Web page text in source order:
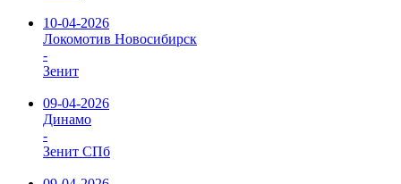
10-04-2026
Локомотив Новосибирск
-
Зенит
09-04-2026
Динамо
-
Зенит СПб